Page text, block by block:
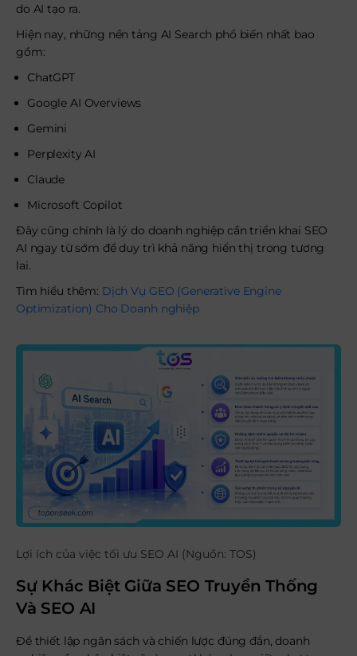
do AI tạo ra.
Hiện nay, những nền tảng AI Search phổ biến nhất bao
gồm:
ChatGPT
Google AI Overviews
Gemini
Perplexity AI
Claude
Microsoft Copilot
Đây cũng chính là lý do doanh nghiệp cần triển khai SEO
AI ngay từ sớm để duy trì khả năng hiển thị trong tương
lai.
Tìm hiểu thêm: Dịch Vụ GEO (Generative Engine
Optimization) Cho Doanh nghiệp
Lợi ích của việc tối ưu SEO AI (Nguồn: TOS)
Sự Khác Biệt Giữa SEO Truyền Thống
Và SEO AI
Để thiết lập ngân sách và chiến lược đúng đắn, doanh